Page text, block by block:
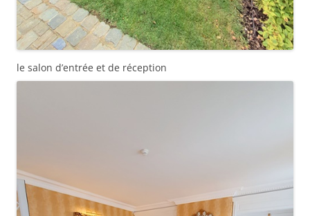
le salon d’entrée et de réception